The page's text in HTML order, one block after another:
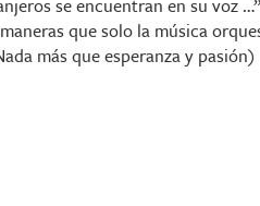
se encuentran en su voz
que solo la música
más que esperanza y pasión)